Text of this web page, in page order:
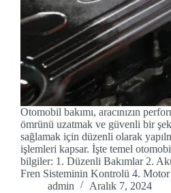
Otomobil bakımı, aracınızın
ömrünü uzatmak ve güvenli bir
sağlamak için düzenli olarak
işlemleri kapsar. İşte temel
bilgiler: 1. Düzenli Bakımlar 2.
Fren Sisteminin Kontrolü 4.
admin
Aralık 7, 2024